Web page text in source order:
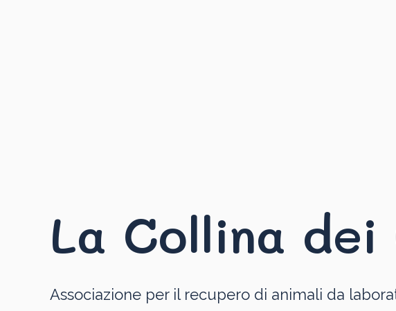
La Collina dei
Associazione per il recupero di animali da